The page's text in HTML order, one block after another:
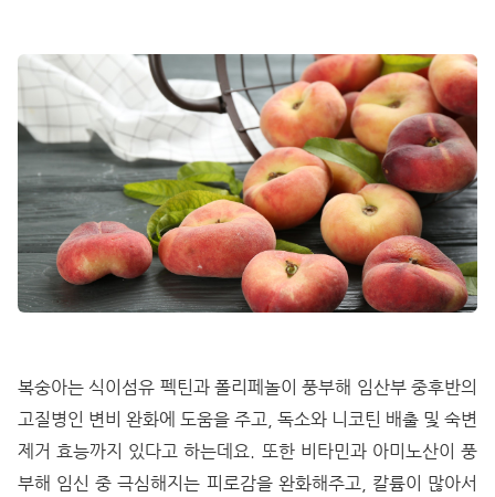
복숭아는 식이섬유 펙틴과 폴리페놀이 풍부해 임산부 중후반의
고질병인 변비 완화에 도움을 주고, 독소와 니코틴 배출 및 숙변
제거 효능까지 있다고 하는데요. 또한 비타민과 아미노산이 풍
부해 임신 중 극심해지는 피로감을 완화해주고, 칼륨이 많아서